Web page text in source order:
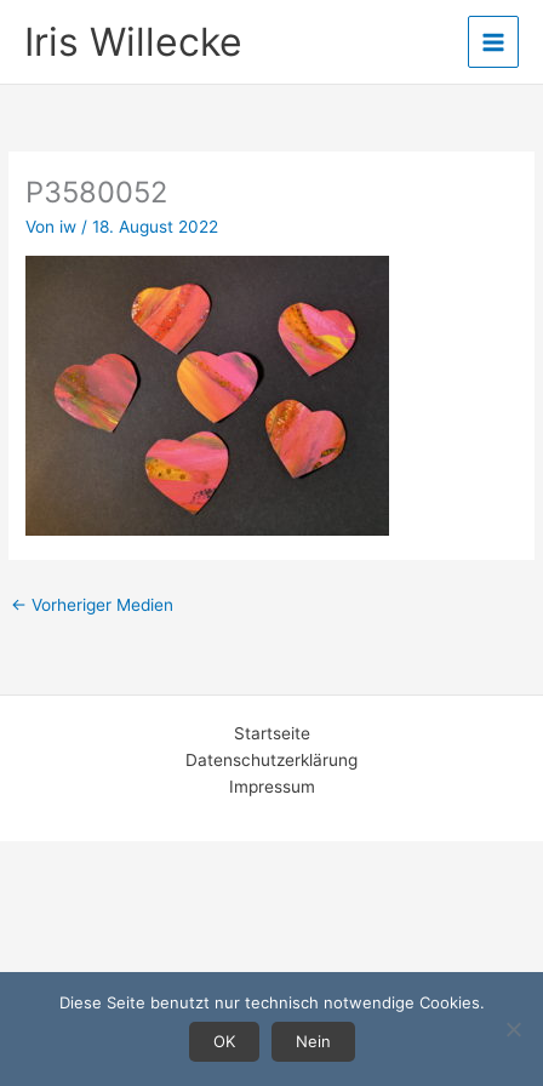
InhaltIris Willecke
P3580052
Von iw /18. August 2022
← Vorheriger Medien
Startseite
Datenschutzerklärung
Impressum
Diese Seite benutzt nur technisch notwendige Cookies.
OK
Nein